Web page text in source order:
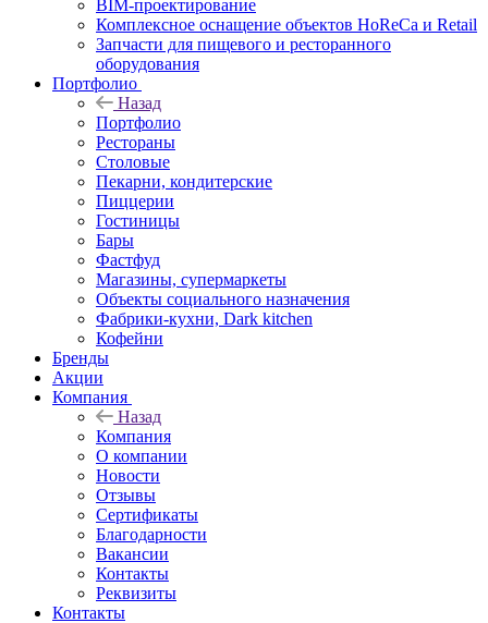
BIM-проектирование
Комплексное оснащение объектов HoReCa и Retail
Запчасти для пищевого и ресторанного
оборудования
Портфолио
Назад
Портфолио
Рестораны
Столовые
Пекарни, кондитерские
Пиццерии
Гостиницы
Бары
Фастфуд
Магазины, супермаркеты
Объекты социального назначения
Фабрики-кухни, Dark kitchen
Кофейни
Бренды
Акции
Компания
Назад
Компания
О компании
Новости
Отзывы
Сертификаты
Благодарности
Вакансии
Контакты
Реквизиты
Контакты